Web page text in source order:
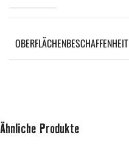
OBERFLÄCHENBESCHAFFENHEIT
Ähnliche Produkte